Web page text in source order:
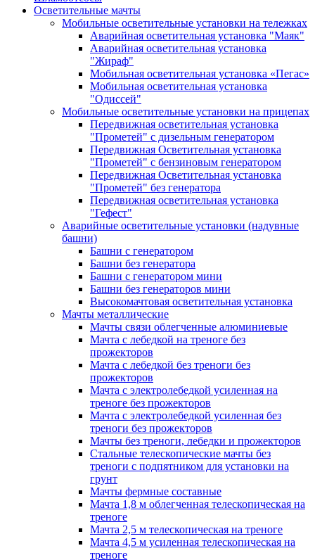
Осветительные мачты
Мобильные осветительные установки на тележках
Аварийная осветительная установка "Маяк"
Аварийная осветительная установка
"Жираф"
Мобильная осветительная установка «Пегас»
Мобильная осветительная установка
"Одиссей"
Мобильные осветительные установки на прицепах
Передвижная осветительная установка
"Прометей" с дизельным генератором
Передвижная Осветительная установка
"Прометей" с бензиновым генератором
Передвижная Осветительная установка
"Прометей" без генератора
Передвижная осветительная установка
"Гефест"
Аварийные осветительные установки (надувные
башни)
Башни с генератором
Башни без генератора
Башни с генератором мини
Башни без генераторов мини
Высокомачтовая осветительная установка
Мачты металлические
Мачты связи облегченные алюминиевые
Мачта с лебедкой на треноге без
прожекторов
Мачта с лебедкой без треноги без
прожекторов
Мачта с электролебедкой усиленная на
треноге без прожекторов
Мачта с электролебедкой усиленная без
треноги без прожекторов
Мачты без треноги, лебедки и прожекторов
Стальные телескопические мачты без
треноги с подпятником для установки на
грунт
Мачты фермные составные
Мачта 1,8 м облегченная телескопическая на
треноге
Мачта 2,5 м телескопическая на треноге
Мачта 4,5 м усиленная телескопическая на
треноге